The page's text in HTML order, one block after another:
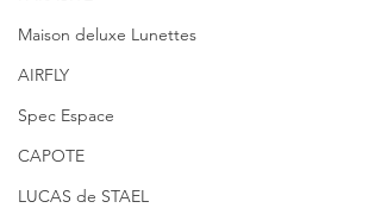
Maison deluxe Lunettes
AIRFLY
Spec Espace
CAPOTE
LUCAS de STAEL